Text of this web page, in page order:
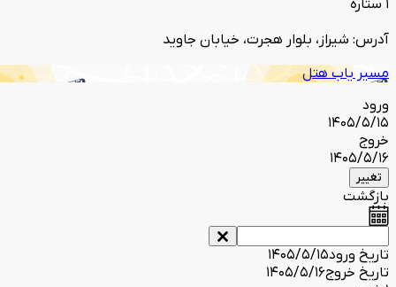
1 ستاره
آدرس: شیراز، بلوار هجرت، خیابان جاوید
مسیر یاب هتل
ورود
1405/5/15
خروج
1405/5/16
تغییر
بازگشت
تاریخ ورود1405/5/15
تاریخ خروج1405/5/16